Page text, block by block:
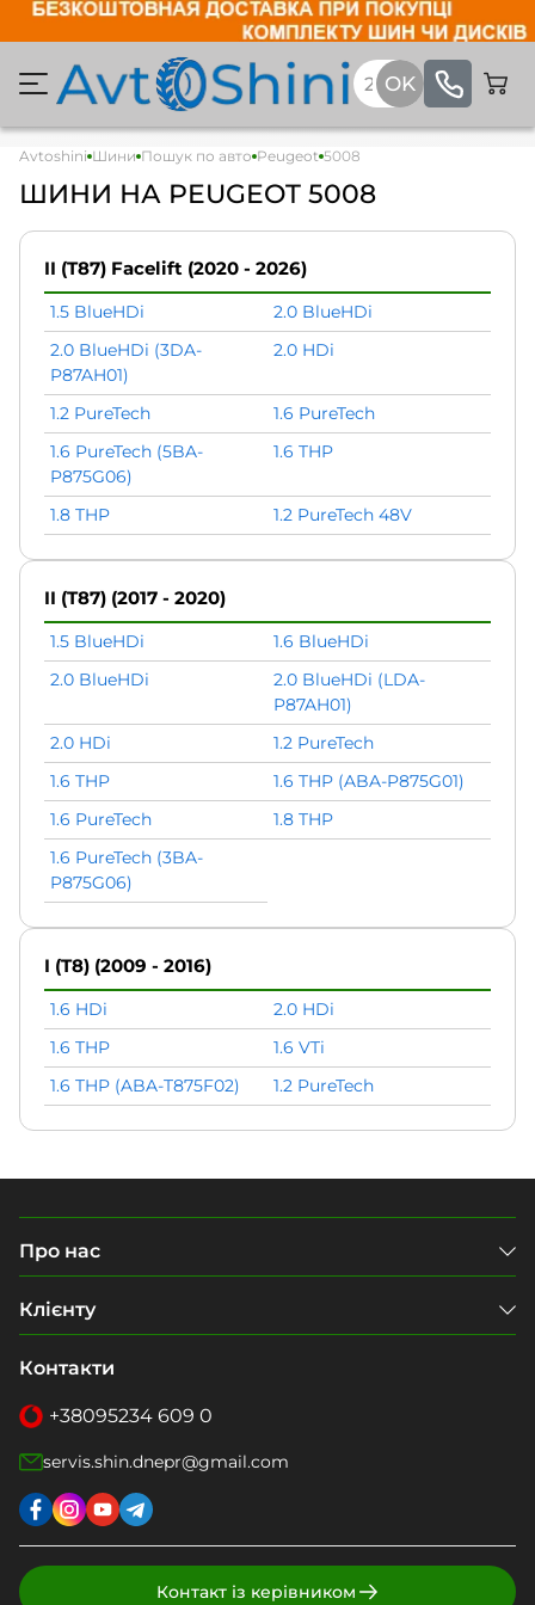
Avtoshini Шини Пошук по авто Peugeot 5008
ШИНИ НА PEUGEOT 5008
II (T87) Facelift (2020 - 2026)
1.5 BlueHDi
2.0 BlueHDi
2.0 BlueHDi (3DA-
P87AH01)
2.0 HDi
1.2 PureTech
1.6 PureTech
1.6 PureTech (5BA-
P875G06)
1.6 THP
1.8 THP 1.2 PureTech 48V
II (T87) (2017 - 2020)
1.5 BlueHDi
1.6 BlueHDi
2.0 BlueHDi
2.0 BlueHDi (LDA-
P87AH01)
2.0 HDi
1.2 PureTech
1.6 THP
1.6 THP (ABA-P875G01)
1.6 PureTech
1.8 THP
1.6 PureTech (3BA-
P875G06)
I (T8) (2009 - 2016)
1.6 HDi
2.0 HDi
1.6 THP
1.6 VTi
1.6 THP (ABA-T875F02)
1.2 PureTech
Про нас
Клієнту
Контакти
+38095234 609 0
servis.shin.dnepr@gmail.com
Контакт із керівником